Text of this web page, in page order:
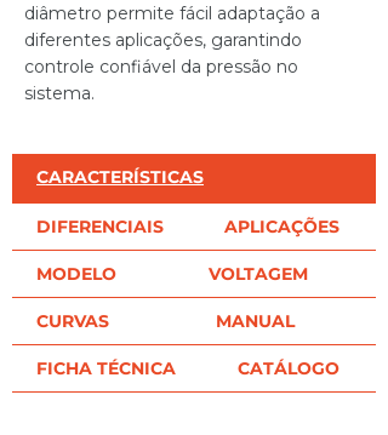
diâmetro permite fácil adaptação a
diferentes aplicações, garantindo
controle confiável da pressão no
sistema.
CARACTERÍSTICAS
DIFERENCIAIS APLICAÇÕES
MODELO VOLTAGEM
CURVAS MANUAL
FICHA TÉCNICA CATÁLOGO